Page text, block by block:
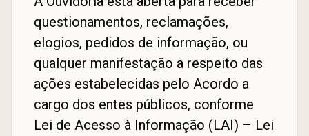
questionamentos, reclamações,
elogios, pedidos de informação, ou
qualquer manifestação a respeito das
ações estabelecidas pelo Acordo a
cargo dos entes públicos, conforme
Lei de Acesso à Informação (LAI) – Lei